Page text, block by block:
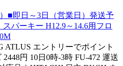
■即日～3日（営業日）発送予
パーキー H12.9～14.6用フロ
ATLUS エントリーでポイント
円 10日0時-3時 FU-472 運送